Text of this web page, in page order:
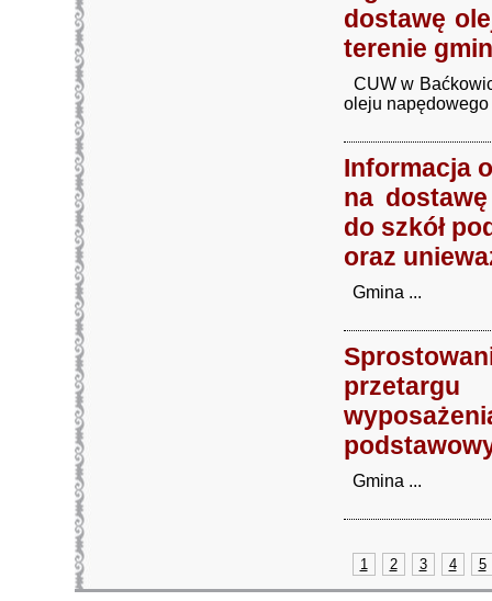
dostawę
terenie
CUW w
oleju napędowego
Informacja
na
do szkół
oraz
Gmina ...
Gmina ...
1 2 3 4 5